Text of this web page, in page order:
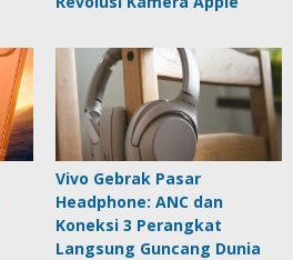
Vivo Gebrak Pasar
Headphone: ANC dan
Koneksi 3 Perangkat
Langsung Guncang Dunia